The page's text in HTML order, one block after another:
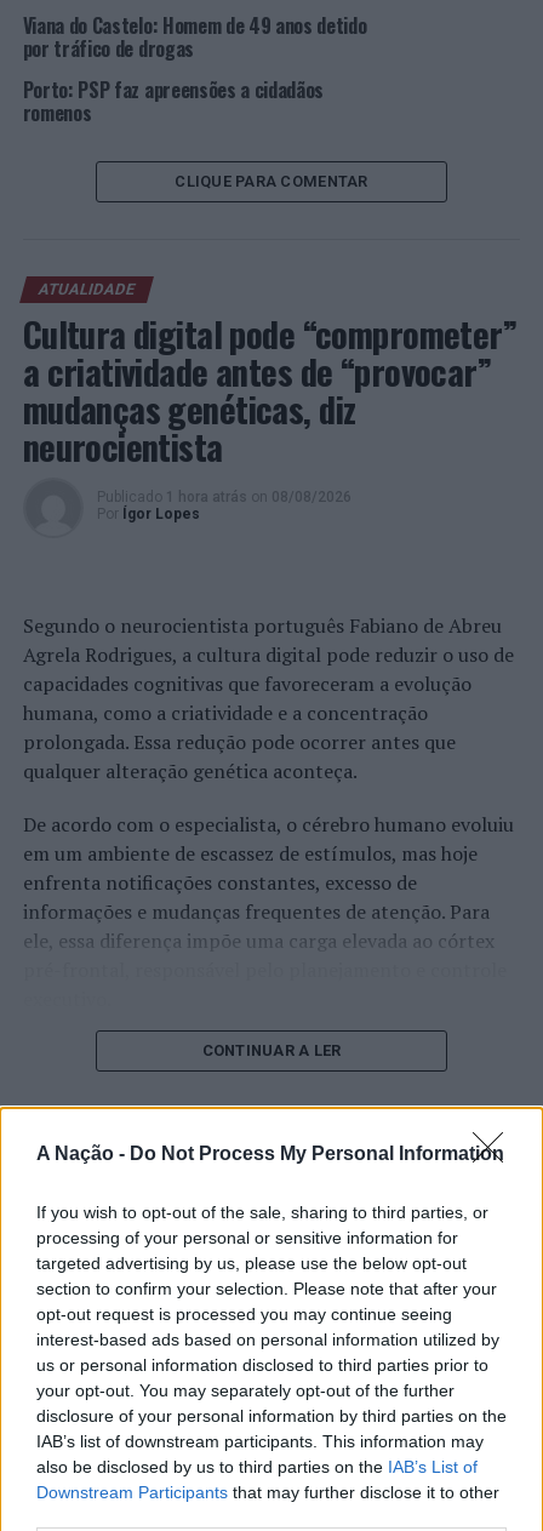
A Nação - Do Not Process My Personal Information
If you wish to opt-out of the sale, sharing to third parties, or
processing of your personal or sensitive information for
targeted advertising by us, please use the below opt-out
section to confirm your selection. Please note that after your
opt-out request is processed you may continue seeing
interest-based ads based on personal information utilized by
us or personal information disclosed to third parties prior to
your opt-out. You may separately opt-out of the further
disclosure of your personal information by third parties on the
IAB’s list of downstream participants. This information may
also be disclosed by us to third parties on the IAB’s List of
Downstream Participants that may further disclose it to other
promovendo assim o aumento do sentimento de
segurança da população, sendo de realçar a importância
das denúncias anónimas realizadas a este OPC e que que
poderão ocorrer através de qualquer departamento
Foto: PSP.
HORTA
PSP
PRÓXIMO
Lisboa: PSP detém 5 suspeitos por ocupação ilegal de
residência
NÃO PERCA
Federação de Voleibol promove passatempo
Viana do Castelo: Homem de 49 anos detido
por tráfico de drogas
Porto: PSP faz apreensões a cidadãos
romenos
CLIQUE PARA COMENTAR
ATUALIDADE
Cultura digital pode “comprometer”
a criatividade antes de “provocar”
mudanças genéticas, diz
neurocientista
Publicado 1 hora atrás on 08/08/2026
Por
Ígor Lopes
Segundo o neurocientista português Fabiano de Abreu
Agrela Rodrigues, a cultura digital pode reduzir o uso de
capacidades cognitivas que favoreceram a evolução
humana, como a criatividade e a concentração
prolongada. Essa redução pode ocorrer antes que
qualquer alteração genética aconteça.
De acordo com o especialista, o cérebro humano evoluiu
em um ambiente de escassez de estímulos, mas hoje
enfrenta notificações constantes, excesso de
informações e mudanças frequentes de atenção. Para
ele, essa diferença impõe uma carga elevada ao córtex
O pesquisador afirma que plataformas digitais também
cérebro, favorecendo a fadiga mental, a dificuldade de
manter a atenção e a procrastinação. Na sua visão,
tarefas inacabadas permanecem ativas na memória e
prolongado pode elevar os níveis de cortisol e
prejudicar o desempenho cognitivo.
Fabiano de Abreu Agrela Rodrigues ressalta que não há
evidências de que o ambiente digital provoque mudanças
genéticas na espécie humana. A adaptação observada,
afirma, ocorre por meio da neuroplasticidade, processo
pelo qual os circuitos neurais se reorganizam em
resposta às experiências.
“O principal desafio é preservar a capacidade de reflexão
CONTINUAR A LER
ATUALIDADE
“Millennium Estoril Open 2026”
regressou ao circuito ATP com
vitória do francês Luca Van Assche
Publicado 1 dia atrás
07/08/2026
Por Ígor Lopes
O “Millennium Estoril Open 2026” decorreu entre os
dias 18 e 26 de julho, no Clube de Ténis do Estoril, em